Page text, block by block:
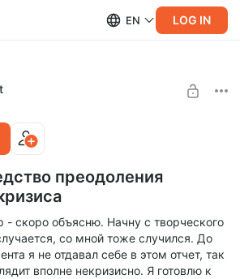
EN LOG IN
преодоления
- скоро объясню. Начну с творческого
со мной тоже случился. До
я не отдавал себе в этом отчет, так
вполне некризисно. Я готовлю к